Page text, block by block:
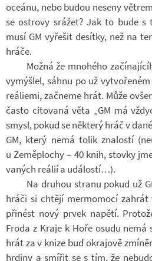
oce­ánu, nebo budou ne­seny
se os­t­rovy srá­žet? Jak to bude s
musí GM vy­ře­šit de­sítky, než na
hráče.
Možná že mno­hého
vy­mýš­lel, sáhnu po už
re­á­li­emi, za­čneme hrát. Může
často ci­to­vaná věta „GM má
smysl, pokud se ně­který hráč v
GM, který nemá tolik zna­lostí
u Ze­mě­plo­chy – 40 knih, stovky
va­ných re­á­lií a udá­lostí…).
Na dru­hou stranu pokud už
hráči si chtějí mer­mo­mocí za­hrát
při­nést nový prvek na­pětí.
Froda z Kraje k Hoře osudu
hrát za v knize buď okra­jově
hr­diny a smí­řit se s tím, že